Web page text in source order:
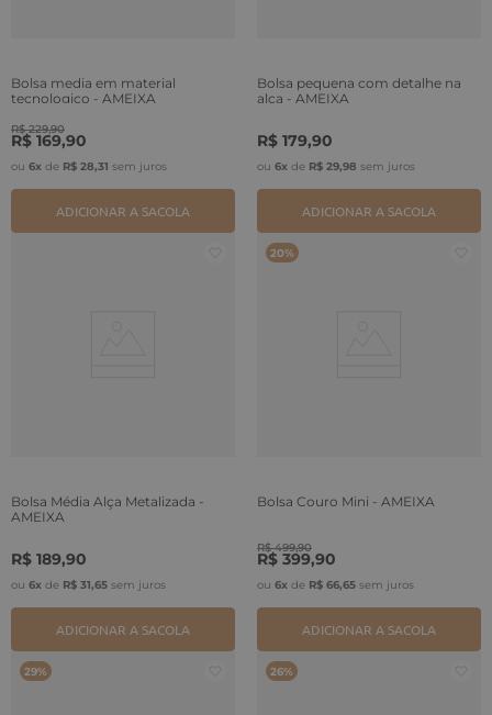
Bolsa media em material
tecnologico - AMEIXA
R$ 229,90
R$ 169,90
ou 6x de R$ 28,31 sem juros
ADICIONAR A SACOLA
Bolsa pequena com detalhe na
alça - AMEIXA
R$ 179,90
ou 6x de R$ 29,98 sem juros
ADICIONAR A SACOLA
Bolsa Média Alça Metalizada -
AMEIXA
R$ 189,90
ou 6x de R$ 31,65 sem juros
ADICIONAR A SACOLA
20%
Bolsa Couro Mini - AMEIXA
R$ 499,90
R$ 399,90
ou 6x de R$ 66,65 sem juros
ADICIONAR A SACOLA
29% 26%